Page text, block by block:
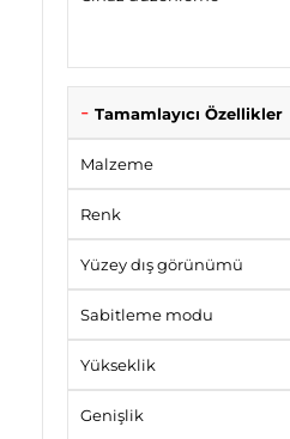
Tamamlayıcı Özellikler
Malzeme
Renk
Yüzey dış görünümü
Sabitleme modu
Yükseklik
Genişlik